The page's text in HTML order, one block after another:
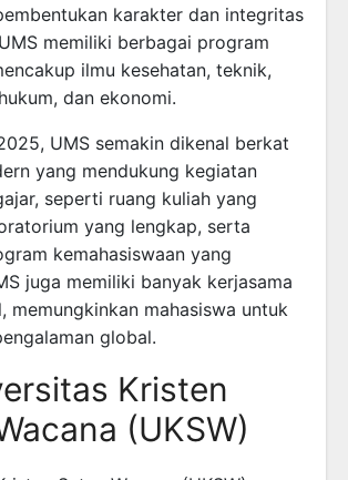
karakter dan integritas
memiliki berbagai program
ilmu kesehatan, teknik,
dan ekonomi.
UMS semakin dikenal berkat
yang mendukung kegiatan
seperti ruang kuliah yang
yang lengkap, serta
kemahasiswaan yang
juga memiliki banyak kerjasama
memungkinkan mahasiswa untuk
global.
Kristen
(UKSW)